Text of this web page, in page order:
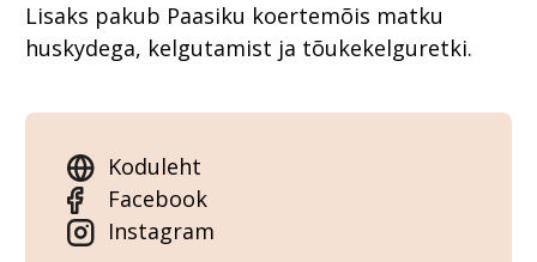
Lisaks pakub Paasiku koertemõis matku
huskydega, kelgutamist ja tõukekelguretki.
Koduleht
Facebook
Instagram